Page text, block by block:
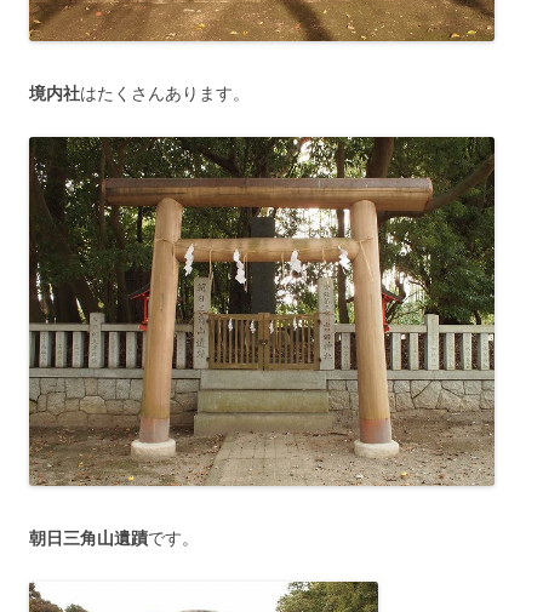
境内社はたくさんあります。
朝日三角山遺蹟です。